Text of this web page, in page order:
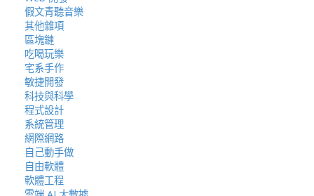
假文青聽音樂
其他雜項
區塊鏈
吃喝玩樂
宅系手作
敏捷開發
科技與科學
程式設計
系統管理
網際網路
自己動手做
自由軟體
軟體工程